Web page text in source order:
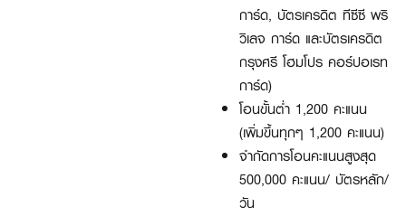
การ์ด, บัตรเครดิต ทีซีซี พริ
วิเลจ การ์ด และบัตรเครดิต
กรุงศรี โฮมโปร คอร์ปอเรท
การ์ด)
โอนขั้นต่ำ 1,200 คะแนน
(เพิ่มขึ้นทุกๆ 1,200 คะแนน)
จำกัดการโอนคะแนนสูงสุด
500,000 คะแนน/ บัตรหลัก/
วัน